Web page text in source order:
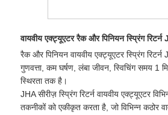
वायवीय एक्ट्यूएटर रैक और पिनियन स्प्रिंग
रैक और पिनियन वायवीय एक्ट्यूएटर स्प्रिंग
गुणवत्ता, कम घर्षण, लंबा जीवन, स्विचिंग समय 1
स्थिरता तक है।
JHA सीरीज़ स्प्रिंग रिटर्न वायवीय एक्ट्यूएटर
तकनीकों को एकीकृत करता है, जो विभिन्न कठोर